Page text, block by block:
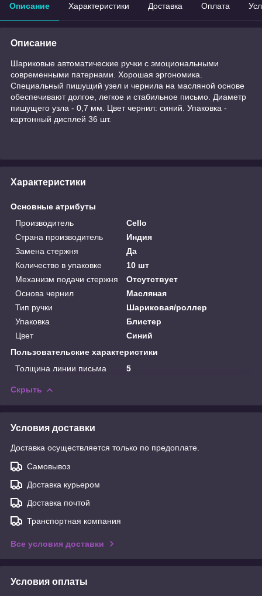
Описание Характеристики Доставка Оплата
Описание
Шариковые автоматические ручки с эмоциональными
современными патернами. Хорошая эргономика.
Специальный пишущий узел и чернила на масляной основе
обеспечивают долгое, легкое и стабильное письмо. Диаметр
пишущего узла - 0,7 мм. Цвет чернил: синий. Упаковка -
картонный дисплей 36 шт.
Характеристики
Основные атрибуты
Производитель
Cello
Страна производитель
Индия
Замена стержня
Да
Количество в упаковке
10 шт
Механизм подачи стержня
Отсутствует
Основа чернил
Масляная
Тип ручки
Шариковая/роллер
Упаковка
Блистер
Цвет
Синий
Пользовательские характеристики
Толщина линии письма
5
Скрыть
Условия доставки
Доставка осуществляется только по предоплате.
Самовывоз
Доставка курьером
Доставка почтой
Транспортная компания
Все условия доставки
Условия оплаты